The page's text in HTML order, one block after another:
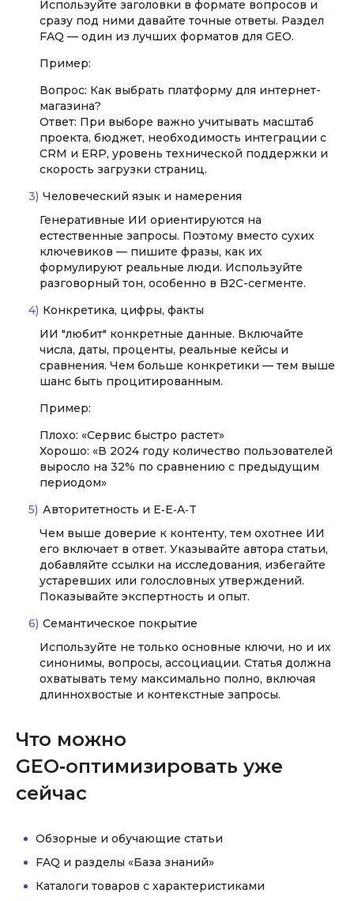
Используйте заголовки в формате вопросов и
сразу под ними давайте точные ответы. Раздел
FAQ — один из лучших форматов для GEO.
Пример:
Вопрос: Как выбрать платформу для интернет-
магазина?
Ответ: При выборе важно учитывать масштаб
проекта, бюджет, необходимость интеграции с
CRM и ERP, уровень технической поддержки и
скорость загрузки страниц.
Человеческий язык и намерения
Генеративные ИИ ориентируются на
естественные запросы. Поэтому вместо сухих
ключевиков — пишите фразы, как их
формулируют реальные люди. Используйте
разговорный тон, особенно в B2C-сегменте.
Конкретика, цифры, факты
ИИ "любит" конкретные данные. Включайте
числа, даты, проценты, реальные кейсы и
сравнения. Чем больше конкретики — тем выше
шанс быть процитированным.
Пример:
Плохо: «Сервис быстро растет»
Хорошо: «В 2024 году количество пользователей
выросло на 32% по сравнению с предыдущим
периодом»
Авторитетность и E‑E‑A‑T
Чем выше доверие к контенту, тем охотнее ИИ
его включает в ответ. Указывайте автора статьи,
добавляйте ссылки на исследования, избегайте
устаревших или голословных утверждений.
Показывайте экспертность и опыт.
Семантическое покрытие
Используйте не только основные ключи, но и их
синонимы, вопросы, ассоциации. Статья должна
охватывать тему максимально полно, включая
длиннохвостые и контекстные запросы.
Что можно
GEO‑оптимизировать уже
сейчас
Обзорные и обучающие статьи
FAQ и разделы «База знаний»
Каталоги товаров с характеристиками